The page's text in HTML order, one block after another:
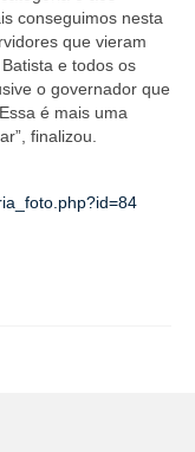
conseguimos nesta
que vieram
e todos os
o governador que
é mais uma
finalizou.